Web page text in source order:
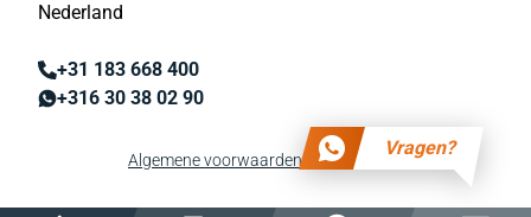
Vragen?
Nederland
+31 183 668 400
+316 30 38 02 90
Algemene voorwaardenPrivacy beleid